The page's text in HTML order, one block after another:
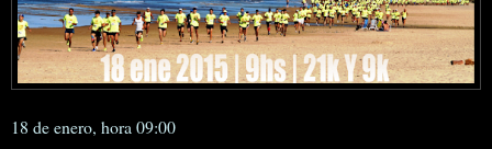
18 de enero, hora 09:00